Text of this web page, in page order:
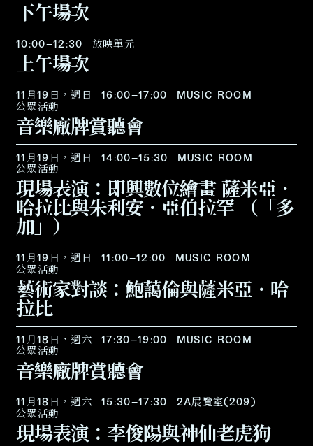
下午場次
10:00–12:30 放映單元
上午場次
11月19日，週日 16:00–17:00
MUSIC ROOM
公眾活動
音樂廠牌賞聽會
11月19日，週日 14:00–15:30
MUSIC ROOM
公眾活動
現場表演：即興數位繪畫 薩米亞．
哈拉比與朱利安．亞伯拉罕 （「多
加」）
11月19日，週日 11:00–12:00
MUSIC ROOM
公眾活動
藝術家對談：鮑藹倫與薩米亞．哈
拉比
11月18日，週六 17:30–19:00
MUSIC ROOM
公眾活動
音樂廠牌賞聽會
11月18日，週六 15:30–17:30
2A展覽室(209)
公眾活動
現場表演：李俊陽與神仙老虎狗